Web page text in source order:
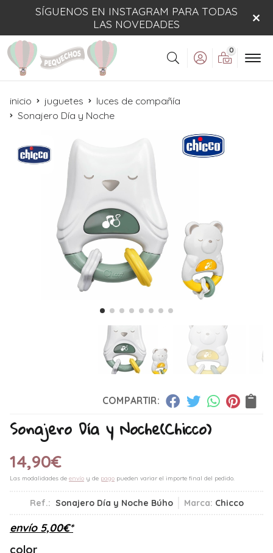
SÍGUENOS EN INSTAGRAM PARA TODAS
LAS NOVEDADES
Buscar
0
inicio juguetes
luces de compañía
Sonajero Día y Noche
COMPARTIR:
Sonajero Día y Noche(Chicco)
14,90€
Las modalidades de envío y de pago pueden variar el importe final del pedido.
Ref.: Sonajero Día y Noche Búho Marca: Chicco
envío 5,00€*
color